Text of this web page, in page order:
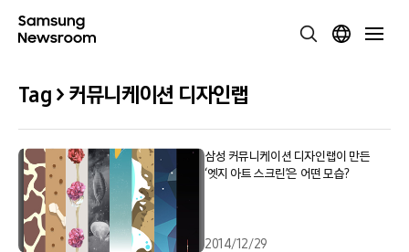
Tag > 커뮤니케이션 디자인랩
삼성 커뮤니케이션 디자인랩이 만든
‘엣지 아트 스크린’은 어떤 모습?
2014/12/29